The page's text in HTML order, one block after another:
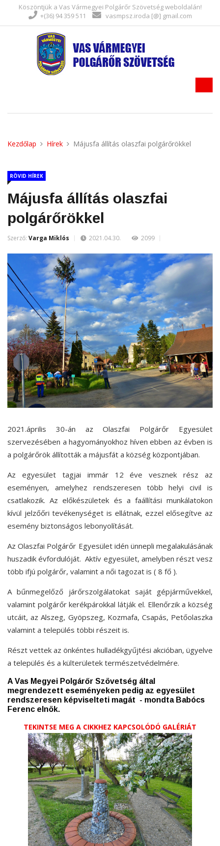
Köszöntjük a Vas Vármegyei Polgárőr Szövetség weboldalán!
+(36) 94 359 511
vasmpsz.iroda [@] gmail.com
Kezdőlap Hírek Májusfa állítás olaszfai polgárőrökkel
RÖVID HÍREK
Májusfa állítás olaszfai
polgárőrökkel
Szerző: Varga Miklós 2021.04.30. 2099
2021.április 30-án az Olaszfai Polgárőr Egyesület
szervezésében a hagyományokhoz híven ebben az évben is
a polgárőrök állították a májusfát a község központjában.
Az egyesület tagjai immár 12 éve vesznek rész az
eseményen, amelyhez rendszeresen több helyi civil is
csatlakozik. Az előkészületek és a faállítási munkálatokon
kívül jelzőőri tevékenységet is ellátnak, ezzel elősegítve az
esemény biztonságos lebonyolítását.
Az Olaszfai Polgárőr Egyesület idén ünnepli megalakulásának
huszadik évfordulóját. Aktív egyesület, amelyben részt vesz
több ifjú polgárőr, valamint a női tagozat is ( 8 fő ).
A bűnmegelőző járőrszolgálatokat saját gépjárművekkel,
valamint polgárőr kerékpárokkal látják el. Ellenőrzik a község
utcáit, az Alszeg, Gyöpszeg, Kozmafa, Csapás, Petőolaszka
valamint a település többi részeit is.
Részt vettek az önkéntes hulladékgyűjtési akcióban, ügyelve
a település és a külterületek természetvédelmére.
A Vas Megyei Polgárőr Szövetség által
megrendezett eseményeken pedig az egyesület
rendszeresen képviselteti magát - mondta Babócs
Ferenc elnök.
TEKINTSE MEG A CIKKHEZ KAPCSOLÓDÓ GALÉRIÁT